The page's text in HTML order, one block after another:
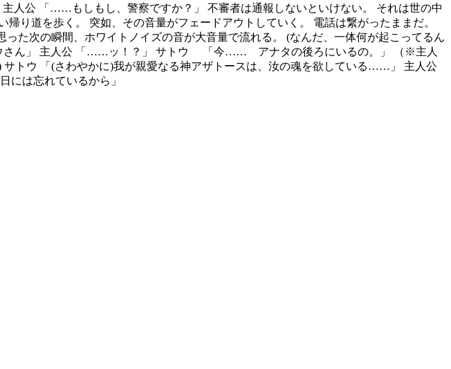
公 「……もしもし、警察ですか？」 不審者は通報しないといけない。 それは世の中
り道を歩く。 突如、その音量がフェードアウトしていく。 電話は繋がったままだ。
た次の瞬間、ホワイトノイズの音が大音量で流れる。 (なんだ、一体何が起こってるん
さん」 主人公 「……ッ！？」 サトウ 「今…… アナタの後ろにいるの。」 （※主人
トウ 「(さわやかに)我が親愛なる神アザトースは、汝の魂を欲している……」 主人公
には忘れているから」